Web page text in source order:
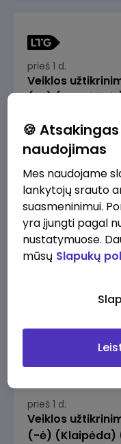
prieš 1 d.
Veiklos
(-ė)
2610 - 3910 €/
prieš 1 d.
Veiklos
(-ė) (Kaunas)
prieš 1 d.
Veiklos
(-ė) (Klaipėda)
🍪
naudojimas
Mes naudojame
lankytojų srauto
suasmeninimui.
yra įjungti pagal
nustatymuose.
mūsų Slapukų